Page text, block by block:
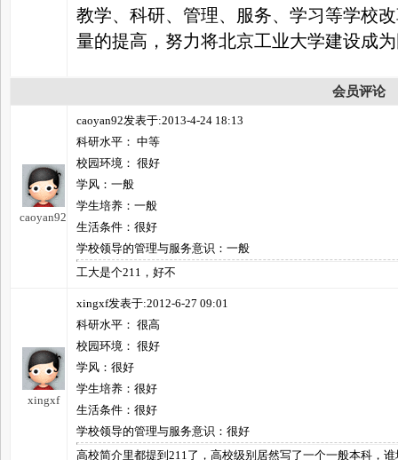
教学、科研、管理、服务、学习等学校
量的提高，努力将北京工业大学建设成
会员评论
caoyan92
caoyan92发表于:2013-4-24 18:13
科研水平： 中等
校园环境： 很好
学风：一般
学生培养：一般
生活条件：很好
学校领导的管理与服务意识：一般
工大是个211，好不
xingxf
xingxf发表于:2012-6-27 09:01
科研水平： 很高
校园环境： 很好
学风：很好
学生培养：很好
生活条件：很好
学校领导的管理与服务意识：很好
高校简介里都提到211了，高校级别居然写了一个一般本科，